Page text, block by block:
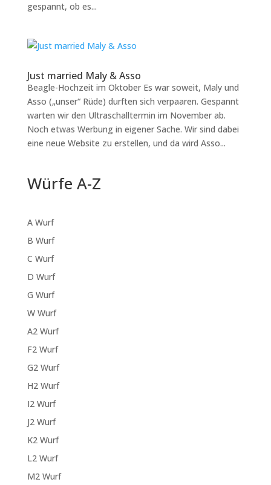
gespannt, ob es...
Just married Maly & Asso
Beagle-Hochzeit im Oktober Es war soweit, Maly und
Asso („unser“ Rüde) durften sich verpaaren. Gespannt
warten wir den Ultraschalltermin im November ab.
Noch etwas Werbung in eigener Sache. Wir sind dabei
eine neue Website zu erstellen, und da wird Asso...
Würfe A-Z
A Wurf
B Wurf
C Wurf
D Wurf
G Wurf
W Wurf
A2 Wurf
F2 Wurf
G2 Wurf
H2 Wurf
I2 Wurf
J2 Wurf
K2 Wurf
L2 Wurf
M2 Wurf